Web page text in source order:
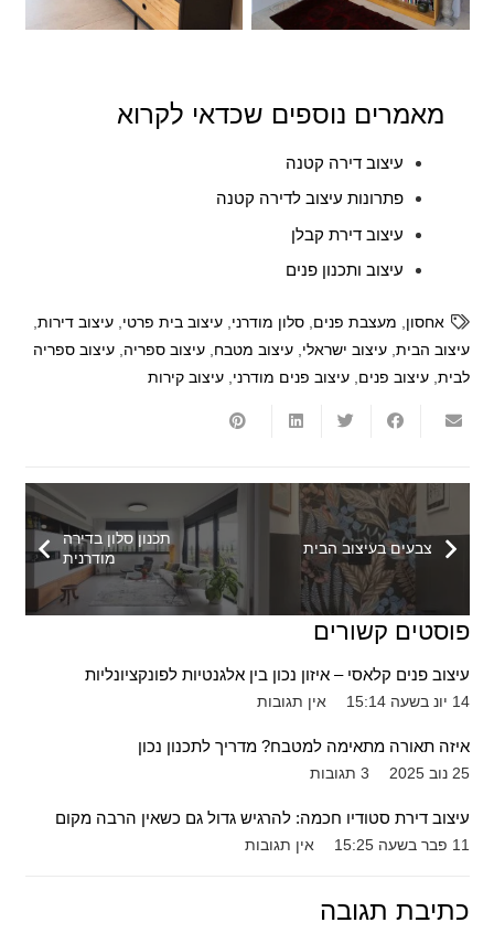
מאמרים נוספים שכדאי לקרוא
עיצוב דירה קטנה
פתרונות עיצוב לדירה קטנה
עיצוב דירת קבלן
עיצוב ותכנון פנים
אחסון מעצבת פנים סלון מודרני עיצוב בית פרטי עיצוב דירות,
עיצוב הבית ,עיצוב ישראלי ,עיצוב מטבח ,עיצוב ספריה ,עיצוב ספריה
לבית ,עיצוב פנים ,עיצוב פנים מודרני ,עיצוב קירות
תכנון סלון בדירה
מודרנית
צבעים בעיצוב הבית
פוסטים קשורים
עיצוב פנים קלאסי – איזון נכון בין אלגנטיות לפונקציונליות
14 יונ בשעה 15:14 אין תגובות
איזה תאורה מתאימה למטבח? מדריך לתכנון נכון
25 נוב 2025 3 תגובות
עיצוב דירת סטודיו חכמה: להרגיש גדול גם כשאין הרבה מקום
11 פבר בשעה 15:25 אין תגובות
כתיבת תגובה